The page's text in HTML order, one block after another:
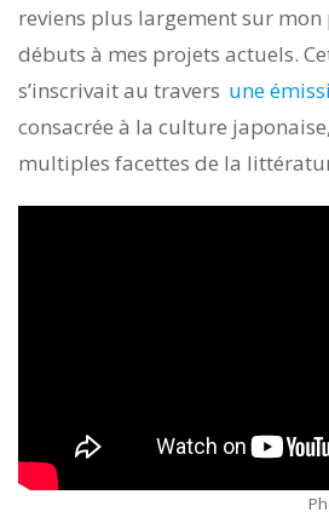
reviens plus largement sur mon
débuts à mes projets actuels.
s’inscrivait au travers une
consacrée à la culture
multiples facettes de la